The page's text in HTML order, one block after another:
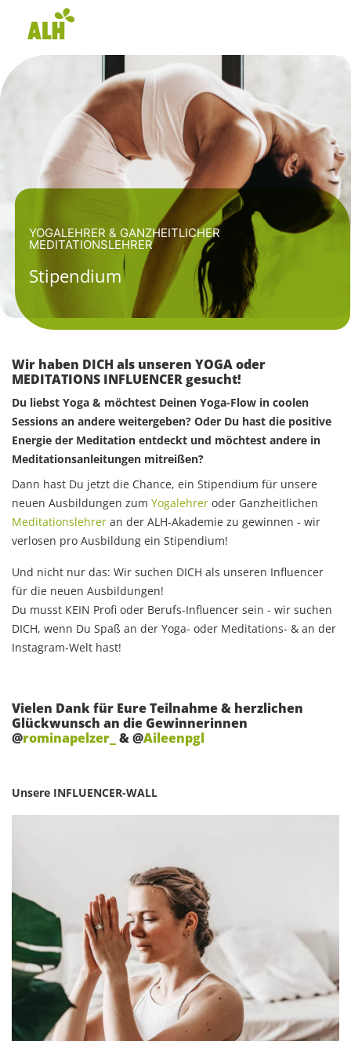
YOGALEHRER & GANZHEITLICHER
MEDITATIONSLEHRER
Stipendium
Wir haben DICH als unseren YOGA oder
MEDITATIONS INFLUENCER gesucht!
Du liebst Yoga & möchtest Deinen Yoga-Flow in coolen
Sessions an andere weitergeben? Oder Du hast die positive
Energie der Meditation entdeckt und möchtest andere in
Meditationsanleitungen mitreißen?
Dann hast Du jetzt die Chance, ein Stipendium für unsere
neuen Ausbildungen zum Yogalehrer oder Ganzheitlichen
Meditationslehrer an der ALH-Akademie zu gewinnen - wir
verlosen pro Ausbildung ein Stipendium!
Und nicht nur das: Wir suchen DICH als unseren Influencer
für die neuen Ausbildungen!
Du musst KEIN Profi oder Berufs-Influencer sein - wir suchen
DICH, wenn Du Spaß an der Yoga- oder Meditations- & an der
Instagram-Welt hast!
Vielen Dank für Eure Teilnahme & herzlichen
Glückwunsch an die Gewinnerinnen
@rominapelzer_ & @Aileenpgl
Unsere INFLUENCER-WALL